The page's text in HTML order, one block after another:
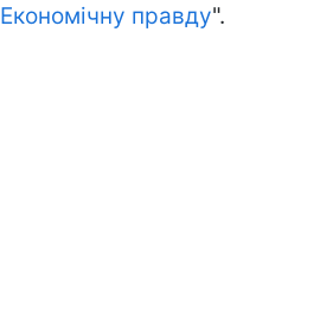
Економічну правду".